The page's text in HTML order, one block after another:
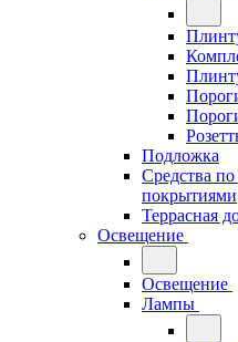
Подложка
Средства
покрытиями
Террасная
Освещение
Освещение
Лампы